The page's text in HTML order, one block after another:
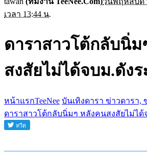
เวลา 13:44 น.
ดาราสาวโต้กลับนิ่ม
สงสัยไม่ได้จบม.ดัง
หน้าแรกTeeNee บันเทิงดารา ข่าวดารา,
ดาราสาวโต้กลับนิ่มๆ หลังคนสงสัยไม่ได้